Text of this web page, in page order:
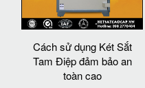
Cách sử dụng Két Sắt
Tam Điệp đảm bảo an
toàn cao